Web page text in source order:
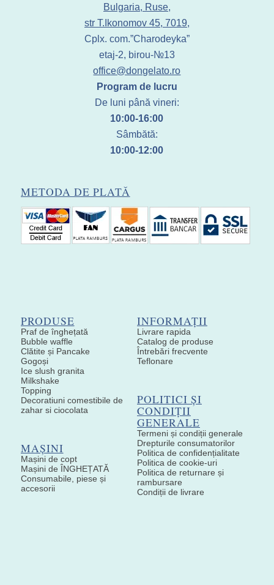
Bulgaria, Ruse,
str T.Ikonomov 45, 7019,
Cplx. com.”Charodeyka”
etaj-2, birou-№13
office@dongelato.ro
Program de lucru
De luni până vineri:
10:00-16:00
Sâmbătă:
10:00-12:00
METODA DE PLATĂ
PRODUSE
Praf de înghețată
Bubble waffle
Clătite și Pancake
Gogoși
Ice slush granita
Milkshake
Topping
Decoratiuni comestibile de
zahar si ciocolata
MAȘINI
Mașini de copt
Mașini de ÎNGHEȚATĂ
Consumabile, piese și
accesorii
INFORMAȚII
Livrare rapida
Catalog de produse
Întrebări frecvente
Teflonare
POLITICI ȘI
CONDIȚII
GENERALE
Termeni și condiții generale
Drepturile consumatorilor
Politica de confidențialitate
Politica de cookie-uri
Politica de returnare și
rambursare
Condiții de livrare